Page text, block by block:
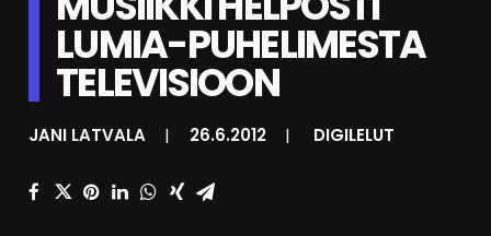
KESKUSTELU
SHOP
HAKU
LUMIA-PUHELIMESTA
TELEVISIOON
JANI LATVALA | 26.6.2012 | DIGILELUT